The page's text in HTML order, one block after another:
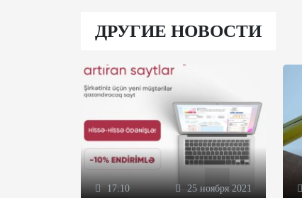
ДРУГИЕ НОВОСТИ
17:10 25 ноября 2021